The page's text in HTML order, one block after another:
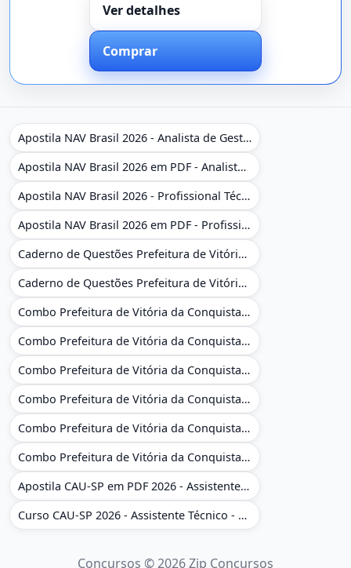
Ver detalhes
Comprar
Apostila NAV Brasil 2026 - Analista de Gestão
Apostila NAV Brasil 2026 em PDF - Analista de Gestão
Apostila NAV Brasil 2026 - Profissional Técnico de Navegação Aérea - Operador de Torre de Controle
Apostila NAV Brasil 2026 em PDF - Profissional Técnico de Navegação Aérea - Operador de Torre de Controle
Caderno de Questões Prefeitura de Vitória da Conquista - BA - Conhecimentos Gerais - 450 Questões Gabaritadas
Caderno de Questões Prefeitura de Vitória da Conquista em PDF - BA - Conhecimentos Gerais - 450 Questões Gabaritadas
Combo Prefeitura de Vitória da Conquista - BA 2026 - Monitor Escolar (Educação Infantil e Cobertura das AC'S)
Combo Prefeitura de Vitória da Conquista - BA 2026 - Monitor Escolar (Educação Infantil e Cobertura das AC'S)
Combo Prefeitura de Vitória da Conquista - BA 2026 - Monitor Escolar (Suporte às Crianças com Deficiência)
Combo Prefeitura de Vitória da Conquista - BA 2026 - Monitor Escolar (Suporte às Crianças com Deficiência)
Combo Prefeitura de Vitória da Conquista - BA 2026 - Pedagogo - Zona Urbana e/ou Rural
Combo Prefeitura de Vitória da Conquista - BA 2026 - Pedagogo - Zona Urbana e/ou Rural
Apostila CAU-SP em PDF 2026 - Assistente Técnico - Administrativo
Curso CAU-SP 2026 - Assistente Técnico - Administrativo e Administrativo Regional
Concursos © 2026 Zip Concursos